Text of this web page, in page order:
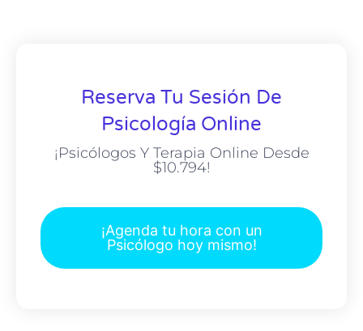
Reserva Tu Sesión De
Psicología Online
¡Psicólogos Y Terapia Online Desde
$10.794!
¡Agenda tu hora con un
Psicólogo hoy mismo!